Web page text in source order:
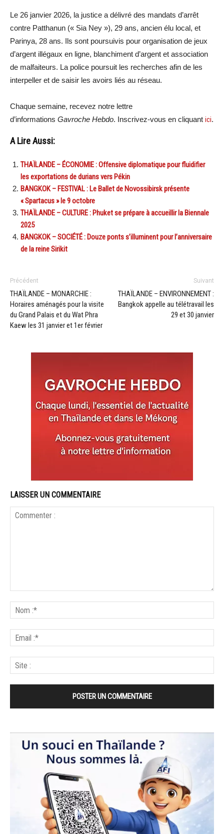
Le 26 janvier 2026, la justice a délivré des mandats d’arrêt
contre Patthanun (« Sia Ney »), 29 ans, ancien élu local, et
Parinya, 28 ans. Ils sont poursuivis pour organisation de jeux
d’argent illégaux en ligne, blanchiment d’argent et association
de malfaiteurs. La police poursuit les recherches afin de les
interpeller et de saisir les avoirs liés au réseau.
Chaque semaine, recevez notre lettre
d’informations Gavroche Hebdo. Inscrivez-vous en cliquant ici.
A Lire Aussi:
THAÏLANDE – ÉCONOMIE : Offensive diplomatique pour fluidifier
les exportations de durians vers Pékin
BANGKOK – FESTIVAL : Le Ballet de Novossibirsk présente
« Spartacus » le 9 octobre
THAÏLANDE – CULTURE : Phuket se prépare à accueillir la Biennale
2025
BANGKOK – SOCIÉTÉ : Douze ponts s’illuminent pour l’anniversaire
de la reine Sirikit
Précédent
THAÏLANDE – MONARCHIE :
Horaires aménagés pour la visite
du Grand Palais et du Wat Phra
Kaew les 31 janvier et 1er février
Suivant
THAÏLANDE – ENVIRONNEMENT :
Bangkok appelle au télétravail les
29 et 30 janvier
LAISSER UN COMMENTAIRE